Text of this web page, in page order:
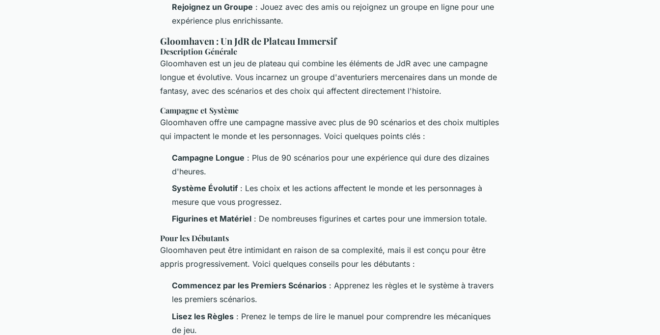
Rejoignez un Groupe : Jouez avec des amis ou rejoignez un groupe en ligne pour une
expérience plus enrichissante.
Gloomhaven : Un JdR de Plateau Immersif
Description Générale
Gloomhaven est un jeu de plateau qui combine les éléments de JdR avec une campagne
longue et évolutive. Vous incarnez un groupe d'aventuriers mercenaires dans un monde de
fantasy, avec des scénarios et des choix qui affectent directement l'histoire.
Campagne et Système
Gloomhaven offre une campagne massive avec plus de 90 scénarios et des choix multiples
qui impactent le monde et les personnages. Voici quelques points clés :
Campagne Longue : Plus de 90 scénarios pour une expérience qui dure des dizaines
d'heures.
Système Évolutif : Les choix et les actions affectent le monde et les personnages à
mesure que vous progressez.
Figurines et Matériel : De nombreuses figurines et cartes pour une immersion totale.
Pour les Débutants
Gloomhaven peut être intimidant en raison de sa complexité, mais il est conçu pour être
appris progressivement. Voici quelques conseils pour les débutants :
Commencez par les Premiers Scénarios : Apprenez les règles et le système à travers
les premiers scénarios.
Lisez les Règles : Prenez le temps de lire le manuel pour comprendre les mécaniques
de jeu.